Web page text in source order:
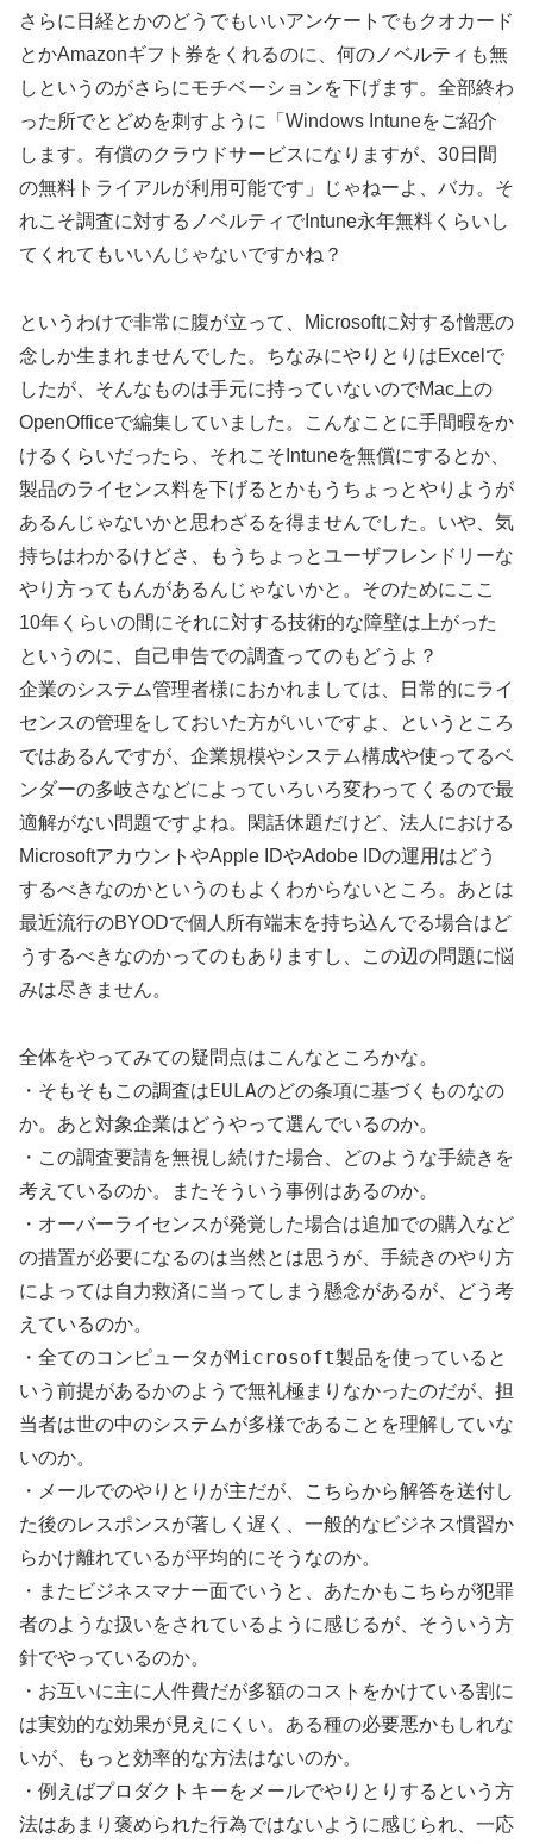
さらに日経とかのどうでもいいアンケートでもクオカード
とかAmazonギフト券をくれるのに、何のノベルティも無
しというのがさらにモチベーションを下げます。全部終わ
った所でとどめを刺すように「Windows Intuneをご紹介
します。有償のクラウドサービスになりますが、30日間
の無料トライアルが利用可能です」じゃねーよ、バカ。そ
れこそ調査に対するノベルティでIntune永年無料くらいし
てくれてもいいんじゃないですかね？
というわけで非常に腹が立って、Microsoftに対する憎悪の
念しか生まれませんでした。ちなみにやりとりはExcelで
したが、そんなものは手元に持っていないのでMac上の
OpenOfficeで編集していました。こんなことに手間暇をか
けるくらいだったら、それこそIntuneを無償にするとか、
製品のライセンス料を下げるとかもうちょっとやりようが
あるんじゃないかと思わざるを得ませんでした。いや、気
持ちはわかるけどさ、もうちょっとユーザフレンドリーな
やり方ってもんがあるんじゃないかと。そのためにここ
10年くらいの間にそれに対する技術的な障壁は上がった
というのに、自己申告での調査ってのもどうよ？
企業のシステム管理者様におかれましては、日常的にライ
センスの管理をしておいた方がいいですよ、というところ
ではあるんですが、企業規模やシステム構成や使ってるベ
ンダーの多岐さなどによっていろいろ変わってくるので最
適解がない問題ですよね。閑話休題だけど、法人における
MicrosoftアカウントやApple IDやAdobe IDの運用はどう
するべきなのかというのもよくわからないところ。あとは
最近流行のBYODで個人所有端末を持ち込んでる場合はど
うするべきなのかってのもありますし、この辺の問題に悩
みは尽きません。
全体をやってみての疑問点はこんなところかな。
・そもそもこの調査はEULAのどの条項に基づくものなの
か。あと対象企業はどうやって選んでいるのか。
・この調査要請を無視し続けた場合、どのような手続きを
考えているのか。またそういう事例はあるのか。
・オーバーライセンスが発覚した場合は追加での購入など
の措置が必要になるのは当然とは思うが、手続きのやり方
によっては自力救済に当ってしまう懸念があるが、どう考
えているのか。
・全てのコンピュータがMicrosoft製品を使っていると
いう前提があるかのようで無礼極まりなかったのだが、担
当者は世の中のシステムが多様であることを理解していな
いのか。
・メールでのやりとりが主だが、こちらから解答を送付し
た後のレスポンスが著しく遅く、一般的なビジネス慣習か
らかけ離れているが平均的にそうなのか。
・またビジネスマナー面でいうと、あたかもこちらが犯罪
者のような扱いをされているように感じるが、そういう方
針でやっているのか。
・お互いに主に人件費だが多額のコストをかけている割に
は実効的な効果が見えにくい。ある種の必要悪かもしれな
いが、もっと効率的な方法はないのか。
・例えばプロダクトキーをメールでやりとりするという方
法はあまり褒められた行為ではないように感じられ、一応